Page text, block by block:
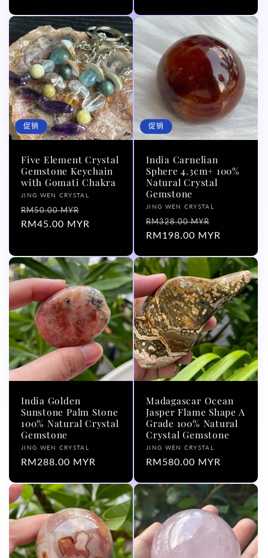
价
格
促销
Five Element Crystal
Gemstone Keychain
with Gomati Chakra
厂
商：
JING WEN CRYSTAL
常
规
RM50.00 MYR
销
RM45.00 MYR
促销
India Carnelian
Sphere 4.3cm+ 100%
Natural Crystal
Gemstone
厂
商：
JING WEN CRYSTAL
常
规
格
RM328.00 MYR
销
RM198.00 MYR
India Golden
Sunstone Palm Stone
100% Natural Crystal
Gemstone
厂
商：
JING WEN CRYSTAL
常
价
格
RM288.00 MYR
Madagascar Ocean
Jasper Flame Shape A
Grade 100% Natural
Crystal Gemstone
厂
商：
JING WEN CRYSTAL
常
价
RM580.00 MYR